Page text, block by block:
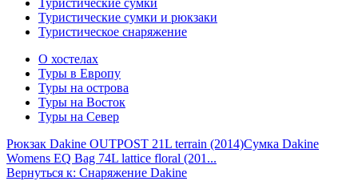
Туристические сумки
Туристические сумки и рюкзаки
Туристическое снаряжение
О хостелах
Туры в Европу
Туры на острова
Туры на Восток
Туры на Север
Рюкзак Dakine OUTPOST 21L terrain (2014)Сумка Dakine
Womens EQ Bag 74L lattice floral (201...
Вернуться к: Снаряжение Dakine